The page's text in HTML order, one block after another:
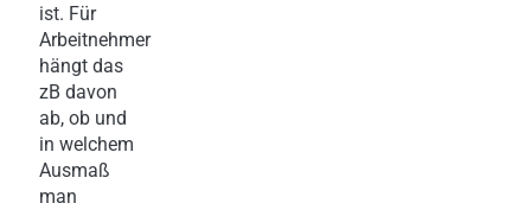
ist. Für
Arbeitnehmer
hängt das
zB davon
ab, ob und
in welchem
Ausmaß
man